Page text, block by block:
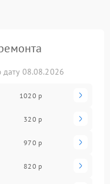
08.08.2026
1020 р
320 р
970 р
820 р